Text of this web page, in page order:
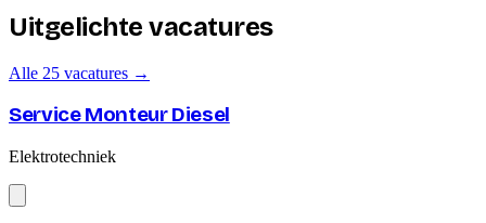
Uitgelichte vacatures
Alle 25 vacatures →
Service Monteur Diesel
Elektrotechniek